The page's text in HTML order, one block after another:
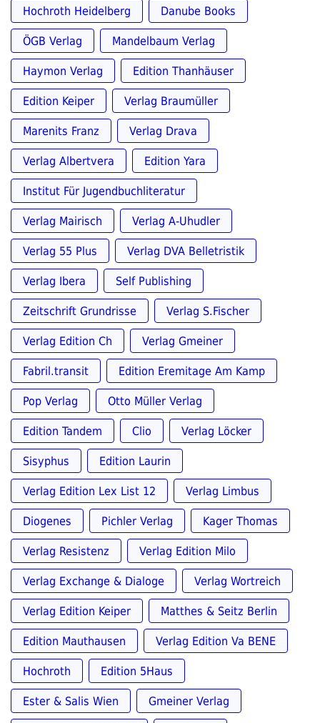
Hochroth Heidelberg Danube Books
ÖGB Verlag Mandelbaum Verlag
Haymon Verlag Edition Thanhäuser
Edition Keiper Verlag Braumüller
Marenits Franz Verlag Drava
Verlag Albertvera Edition Yara
Institut Für Jugendbuchliteratur
Verlag Mairisch Verlag A-Uhudler
Verlag 55 Plus Verlag DVA Belletristik
Verlag Ibera Self Publishing
Zeitschrift Grundrisse Verlag S.Fischer
Verlag Edition Ch Verlag Gmeiner
Fabril.transit Edition Eremitage Am Kamp
Pop Verlag Otto Müller Verlag
Edition Tandem Clio Verlag Löcker
Sisyphus Edition Laurin
Verlag Edition Lex List 12 Verlag Limbus
Diogenes Pichler Verlag Kager Thomas
Verlag Resistenz Verlag Edition Milo
Verlag Exchange & Dialoge Verlag Wortreich
Verlag Edition Keiper Matthes & Seitz Berlin
Edition Mauthausen Verlag Edition Va BENE
Hochroth Edition 5Haus
Ester & Salis Wien Gmeiner Verlag